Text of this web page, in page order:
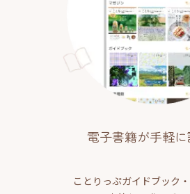
電子書籍が手軽に
ことりっぷガイドブック